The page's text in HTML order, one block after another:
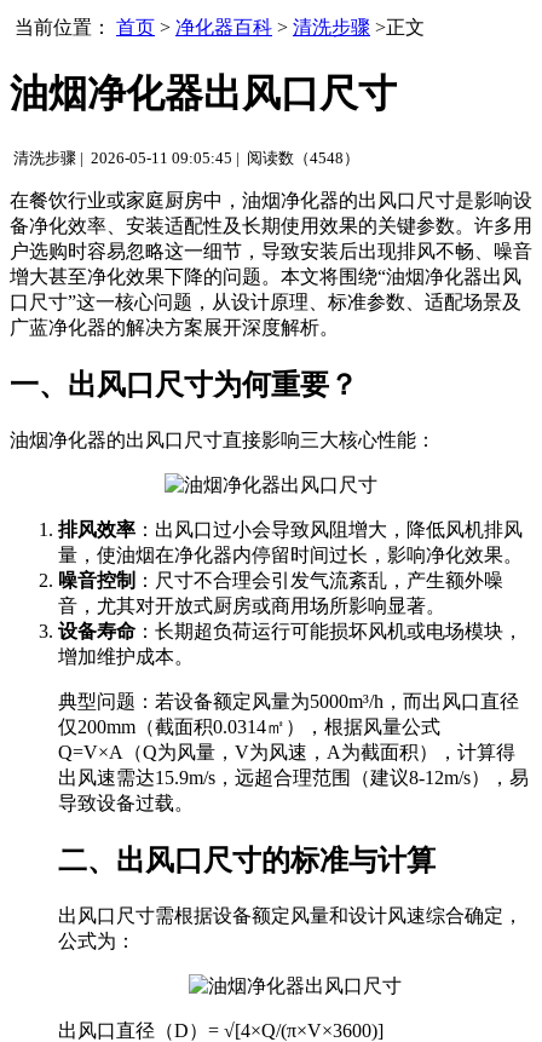
当前位置： 首页 > 净化器百科 > 清洗步骤 >正文
油烟净化器出风口尺寸
清洗步骤 | 2026-05-11 09:05:45 | 阅读数（4548）
在餐饮行业或家庭厨房中，油烟净化器的出风口尺寸是影响设
备净化效率、安装适配性及长期使用效果的关键参数。许多用
户选购时容易忽略这一细节，导致安装后出现排风不畅、噪音
增大甚至净化效果下降的问题。本文将围绕“油烟净化器出风
口尺寸”这一核心问题，从设计原理、标准参数、适配场景及
广蓝净化器的解决方案展开深度解析。
一、出风口尺寸为何重要？
油烟净化器的出风口尺寸直接影响三大核心性能：
排风效率 ：出风口过小会导致风阻增大，降低风机排风
量，使油烟在净化器内停留时间过长，影响净化效果。
噪音控制 ：尺寸不合理会引发气流紊乱，产生额外噪
音，尤其对开放式厨房或商用场所影响显著。
设备寿命 ：长期超负荷运行可能损坏风机或电场模块，
增加维护成本。
典型问题：若设备额定风量为5000m³/h，而出风口直径
仅200mm（截面积0.0314㎡），根据风量公式
Q=V×A（Q为风量，V为风速，A为截面积），计算得
出风速需达15.9m/s，远超合理范围（建议8-12m/s），易
导致设备过载。
二、出风口尺寸的标准与计算
出风口尺寸需根据设备额定风量和设计风速综合确定，
公式为：
出风口直径（D）= √[4×Q/(π×V×3600)]